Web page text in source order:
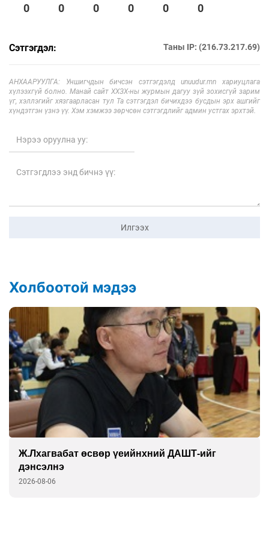
0 0 0 0 0 0
Сэтгэгдэл: Таны IP: (216.73.217.69)
АНХААРУУЛГА: Уншигчдын бичсэн сэтгэгдэлд unuudur.mn хариуцлага
хүлээхгүй болно. Манай сайт ХХЗХ-ны журмын дагуу зүй зохисгүй зарим
үг, хэллэгийг хязгаарласан тул Та сэтгэгдэл бичихдээ бусдын эрх ашгийг
хүндэтгэн үзнэ үү. Хэм хэмжээ зөрчсөн сэтгэгдлийг админ устгах эрхтэй.
Илгээх
Холбоотой мэдээ
Ж.Лхагвабат өсвөр үеийнхний ДАШТ-ийг
дэнсэлнэ
2026-08-06